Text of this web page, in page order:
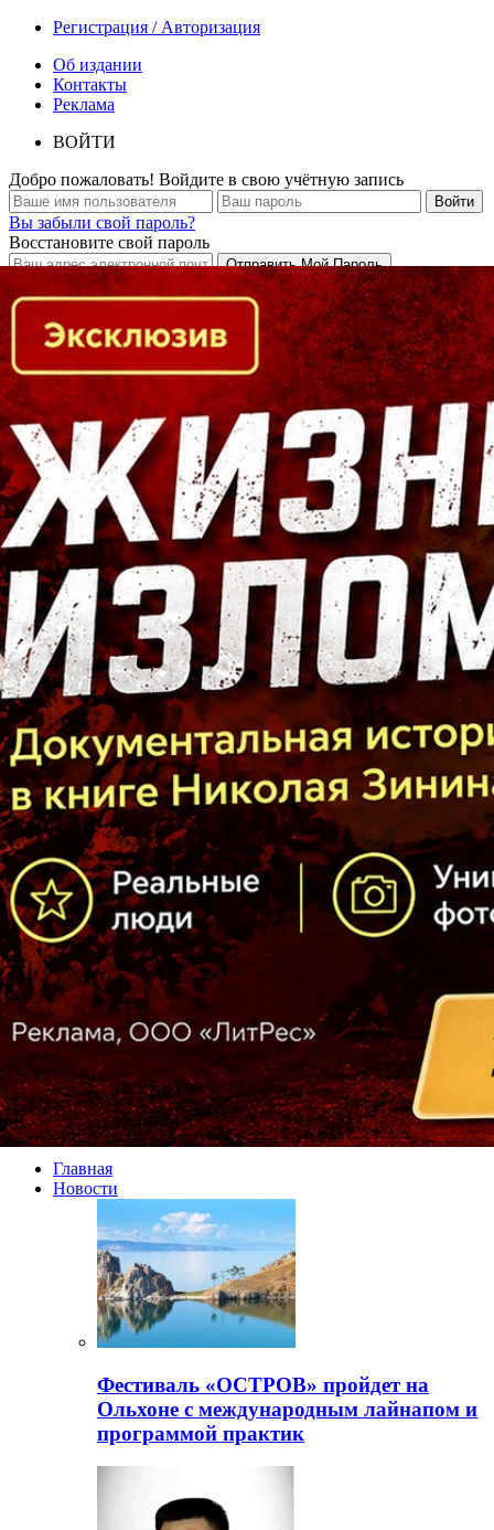
Регистрация / Авторизация
Об издании
Контакты
Реклама
ВОЙТИ
Добро пожаловать! Войдите в свою учётную запись
Вы забыли свой пароль?
Восстановите свой пароль
Кто есть кто в Байкальском регионе
Главная
Новости
Фестиваль «ОСТРОВ» пройдет на
Ольхоне с международным лайнапом и
программой практик